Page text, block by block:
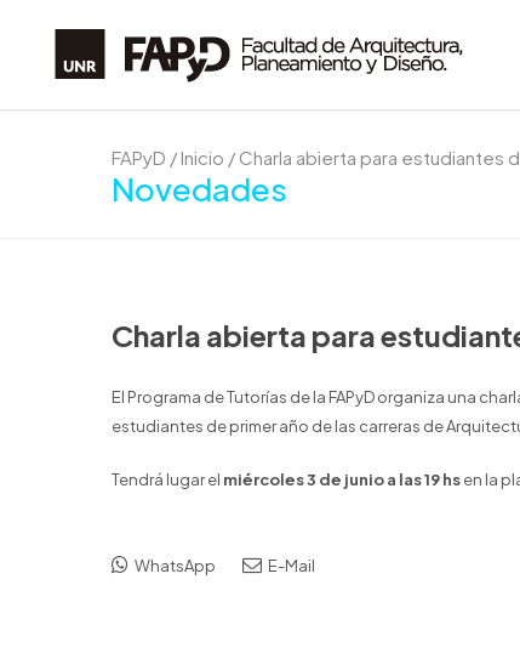
FAPyD / Inicio / Charla abierta para estudiantes
Novedades
Charla abierta para
El Programa de Tutorías de la FAPyD organiza una
estudiantes de primer año de las carreras de
Tendrá lugar el miércoles 3 de junio a las 19 hsen la
WhatsApp E-Mail